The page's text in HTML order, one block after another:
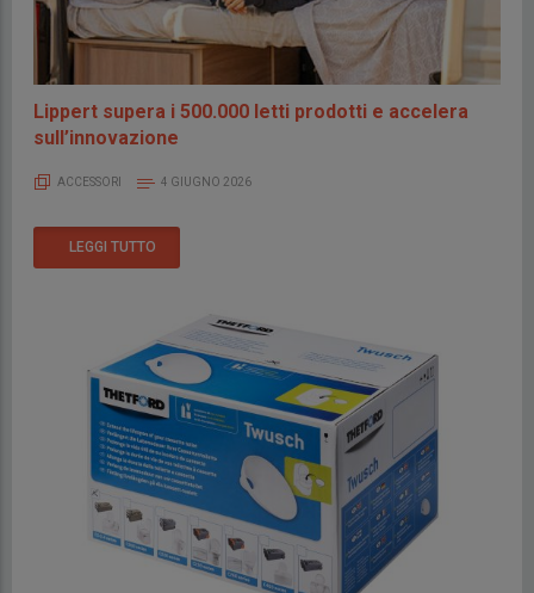
Lippert supera i 500.000 letti prodotti e accelera
sull’innovazione
ACCESSORI 4 GIUGNO 2026
LEGGI TUTTO